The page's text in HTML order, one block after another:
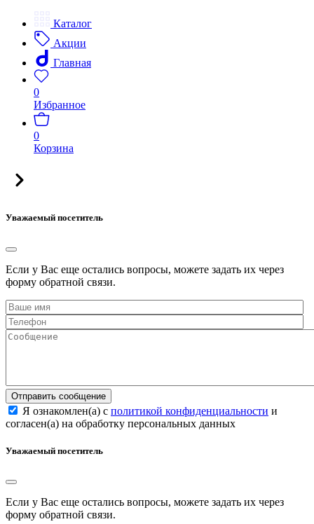
Каталог
Акции
Главная
0
Избранное
0
Корзина
Уважаемый посетитель
Если у Вас еще остались вопросы, можете задать их через
форму обратной связи.
Отправить сообщение
Я ознакомлен(а) с политикой конфиденциальности и
согласен(а) на обработку персональных данных
Уважаемый посетитель
Если у Вас еще остались вопросы, можете задать их через
форму обратной связи.